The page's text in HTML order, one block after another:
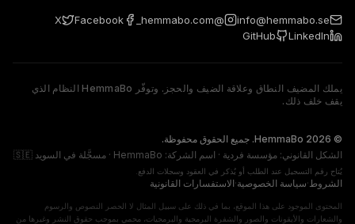
info@hemmabo.se
@hemmabo.com_
Facebook
X
LinkedIn
GitHub
يملك المضيف النطاق وعلاقة الضيف والحجز. وتوفّر HemmaBo النظام الذي
يقف خلف ذلك.
© 2026 HemmaBo. جميع الحقوق محفوظة.
الشكل القانوني: مؤسسة فردية · اسم الشركة: HemmaBo · مسجَّلة في السويد 🇸🇪
يُتاح رقم التسجيل عند الطلب أو يُذكر في العقود وسجلات الدفع.
الشروط ·سياسة الخصوصية·الاستفسارات القانونية
المحتوى الموجود على هذا الموقع، بما في ذلك على سبيل المثال لا الحصر النصوص والرسوم
والشعارات والأيقونات والصور والشفرة البرمجية والبرمجيات، محمي بموجب حقوق النشر وغيرها من